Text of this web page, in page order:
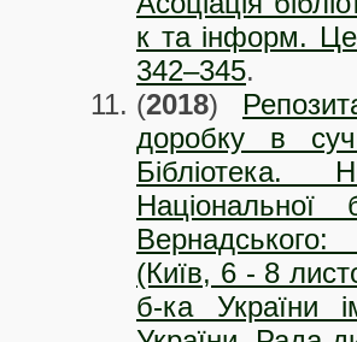
к та інформ.
342–345.
(2018)
доробку в
Бібліотека.
Національної
(Київ, 6 - 8
б-ка України